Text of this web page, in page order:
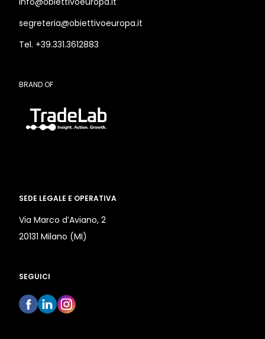
segreteria@obiettivoeuropa.it
Tel. +39.331.3612883
BRAND OF
SEDE LEGALE E OPERATIVA
Via Marco d’Aviano, 2
20131 Milano (MI)
SEGUICI